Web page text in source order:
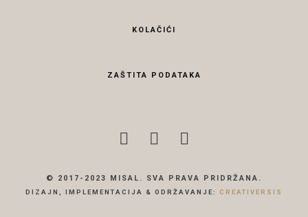
KOLAČIĆI
ZAŠTITA PODATAKA
© 2017-2023 MISAL. SVA PRAVA PRIDRŽANA.
DIZAJN, IMPLEMENTACIJA & ODRŽAVANJE: CREATIVERSIS